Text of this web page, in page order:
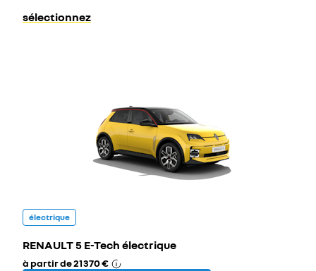
sélectionnez
électrique
RENAULT 5 E-Tech électrique
à partir de21 370 €